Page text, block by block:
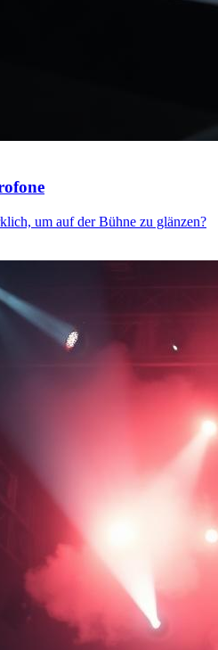
um auf der Bühne zu glänzen?